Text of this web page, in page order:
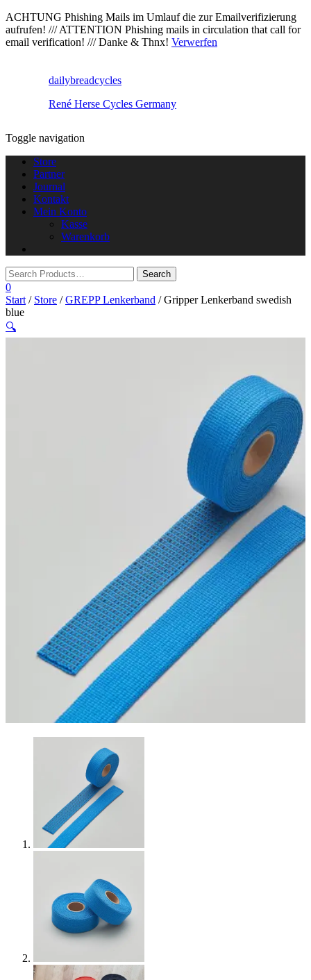
ACHTUNG Phishing Mails im Umlauf die zur Emailverifizierung
aufrufen! /// ATTENTION Phishing mails in circulation that call for
email verification! /// Danke & Thnx! Verwerfen
dailybreadcycles
René Herse Cycles Germany
Toggle navigation
Store
Partner
Journal
Kontakt
Mein Konto
Kasse
Warenkorb
0
Start / Store /GREPP Lenkerband / Gripper Lenkerband swedish
blue
🔍